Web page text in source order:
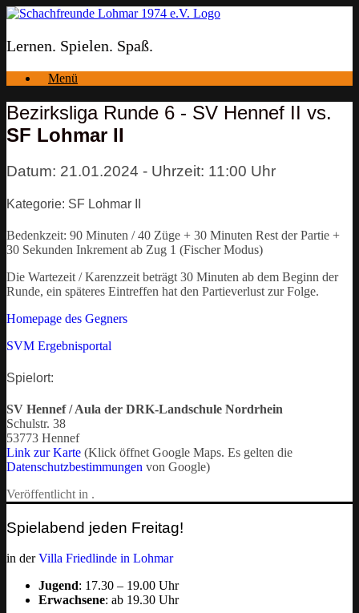
Zum
springen
Lernen. Spielen. Spaß.
Menü
Bezirksliga Runde 6 - SV Hennef II vs.
SF Lohmar II
Datum: 21.01.2024 - Uhrzeit: 11:00 Uhr
Kategorie: SF Lohmar II
Bedenkzeit: 90 Minuten / 40 Züge + 30 Minuten Rest der Partie +
30 Sekunden Inkrement ab Zug 1 (Fischer Modus)
Die Wartezeit / Karenzzeit beträgt 30 Minuten ab dem Beginn der
Runde, ein späteres Eintreffen hat den Partieverlust zur Folge.
Homepage des Gegners
SVM Ergebnisportal
Spielort:
SV Hennef / Aula der DRK-Landschule Nordrhein
Schulstr. 38
53773 Hennef
Link zur Karte (Klick öffnet Google Maps. Es gelten die
Datenschutzbestimmungen von Google)
Veröffentlicht in .
Spielabend jeden Freitag!
in derVilla Friedlinde in Lohmar
Jugend: 17.30 – 19.00 Uhr
Erwachsene: ab 19.30 Uhr